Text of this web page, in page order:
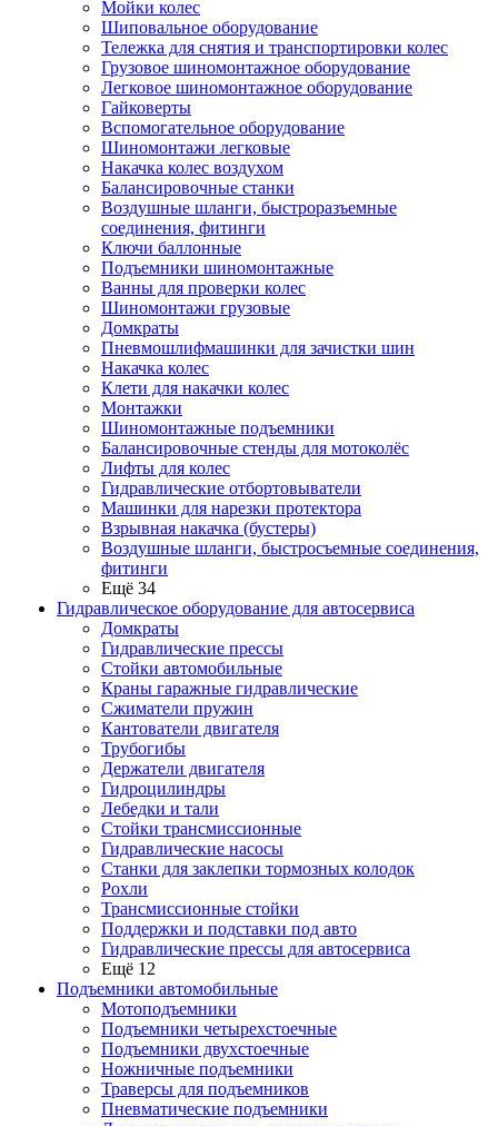
Мойки колес
Шиповальное оборудование
Тележка для снятия и транспортировки колес
Грузовое шиномонтажное оборудование
Легковое шиномонтажное оборудование
Гайковерты
Вспомогательное оборудование
Шиномонтажи легковые
Накачка колес воздухом
Балансировочные станки
Воздушные шланги, быстроразъемные
соединения, фитинги
Ключи баллонные
Подъемники шиномонтажные
Ванны для проверки колес
Шиномонтажи грузовые
Домкраты
Пневмошлифмашинки для зачистки шин
Накачка колес
Клети для накачки колес
Монтажки
Шиномонтажные подъемники
Балансировочные стенды для мотоколёс
Лифты для колес
Гидравлические отбортовыватели
Машинки для нарезки протектора
Взрывная накачка (бустеры)
Воздушные шланги, быстросъемные соединения,
фитинги
Ещё 34
Гидравлическое оборудование для автосервиса
Домкраты
Гидравлические прессы
Стойки автомобильные
Краны гаражные гидравлические
Сжиматели пружин
Кантователи двигателя
Трубогибы
Держатели двигателя
Гидроцилиндры
Лебедки и тали
Стойки трансмиссионные
Гидравлические насосы
Cтанки для заклепки тормозных колодок
Рохли
Трансмиссионные стойки
Поддержки и подставки под авто
Гидравлические прессы для автосервиса
Ещё 12
Подъемники автомобильные
Мотоподъемники
Подъемники четырехстоечные
Подъемники двухстоечные
Ножничные подъемники
Траверсы для подъемников
Пневматические подъемники